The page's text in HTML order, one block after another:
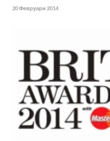
20 Февруари 2014